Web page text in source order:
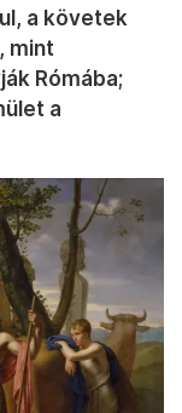
a követek
mint
Rómába;
a